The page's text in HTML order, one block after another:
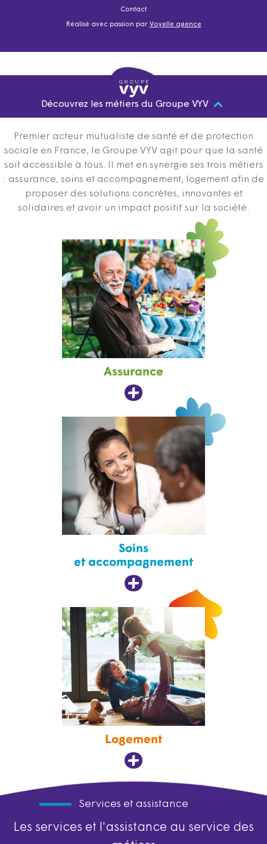
Contact
Réalisé avec passion par Voyelle agence
Découvrez les métiers du Groupe VYV
Premier acteur mutualiste de santé et de protection
sociale en France, le Groupe VYV agit pour que la santé
soit accessible à tous. Il met en synergie ses trois métiers
: assurance, soins et accompagnement, logement afin de
proposer des solutions concrètes, innovantes et
solidaires et avoir un impact positif sur la société.
Assurance
Soins
et accompagnement
Logement
Services et assistance
Les services et l'assistance au service des